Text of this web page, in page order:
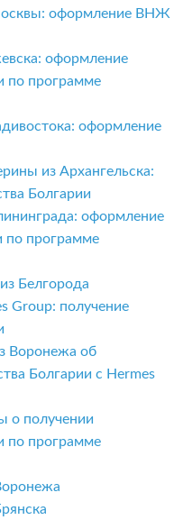
оформление ВНЖ
оформление
по программе
оформление
из Архангельска:
Болгарии
оформление
по программе
Белгорода
Group: получение
Воронежа об
Болгарии с Hermes
о получении
по программе